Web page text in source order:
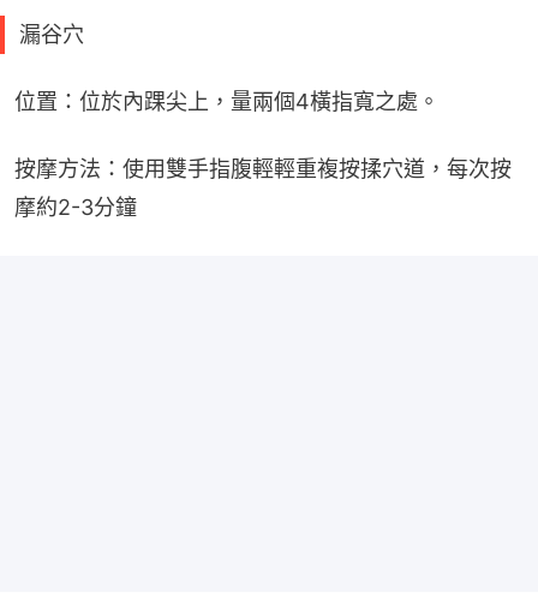
漏谷穴
位置：位於內踝尖上，量兩個4橫指寬之處。
按摩方法：使用雙手指腹輕輕重複按揉穴道，每次按
摩約2-3分鐘